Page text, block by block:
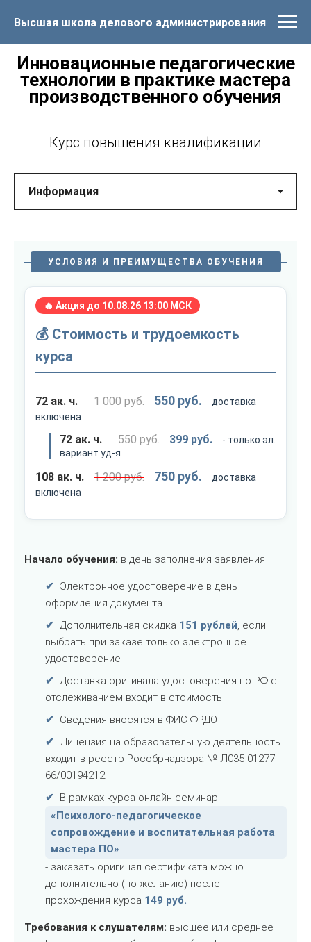
Высшая школа делового администрирования
Инновационные педагогические
технологии в практике мастера
производственного обучения
Курс повышения квалификации